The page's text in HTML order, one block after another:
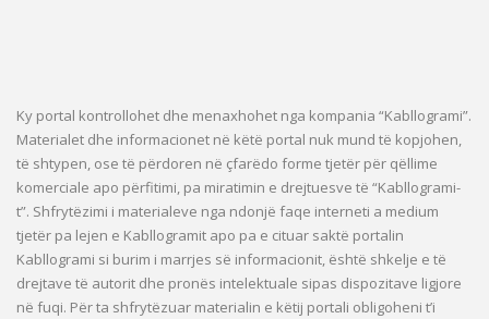
Ky portal kontrollohet dhe menaxhohet nga kompania “Kabllogrami”.
Materialet dhe informacionet në këtë portal nuk mund të kopjohen,
të shtypen, ose të përdoren në çfarëdo forme tjetër për qëllime
komerciale apo përfitimi, pa miratimin e drejtuesve të “Kabllogrami-
t”. Shfrytëzimi i materialeve nga ndonjë faqe interneti a medium
tjetër pa lejen e Kabllogramit apo pa e cituar saktë portalin
Kabllogrami si burim i marrjes së informacionit, është shkelje e të
drejtave të autorit dhe pronës intelektuale sipas dispozitave ligjore
në fuqi. Për ta shfrytëzuar materialin e këtij portali obligoheni t’i